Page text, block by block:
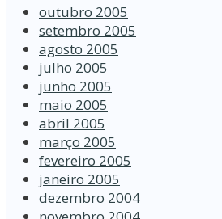
outubro 2005
setembro 2005
agosto 2005
julho 2005
junho 2005
maio 2005
abril 2005
março 2005
fevereiro 2005
janeiro 2005
dezembro 2004